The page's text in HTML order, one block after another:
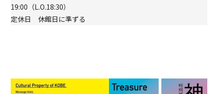
19:00（L.O.18:30）
定休日 休館日に準ずる